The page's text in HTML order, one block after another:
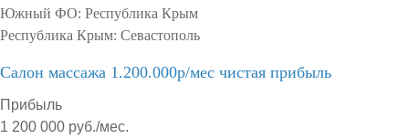
Южный ФО: Республика Крым
Республика Крым: Севастополь
Салон массажа 1.200.000р/мес чистая прибыль
Прибыль
1 200 000 руб./мес.